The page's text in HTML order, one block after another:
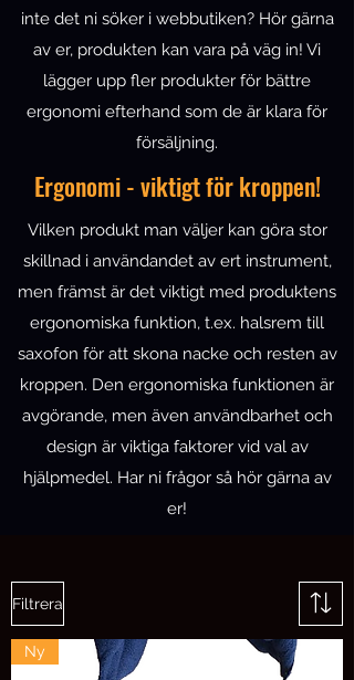
inte det ni söker i webbutiken? Hör gärna
av er, produkten kan vara på väg in! Vi
lägger upp fler produkter för bättre
ergonomi efterhand som de är klara för
försäljning.
Ergonomi - viktigt för kroppen!
Vilken produkt man väljer kan göra stor
skillnad i användandet av ert instrument,
men främst är det viktigt med produktens
ergonomiska funktion, t.ex. halsrem till
saxofon för att skona nacke och resten av
kroppen. Den ergonomiska funktionen är
avgörande, men även användbarhet och
design är viktiga faktorer vid val av
hjälpmedel. Har ni frågor så hör gärna av
er!
Filtrera
Ny